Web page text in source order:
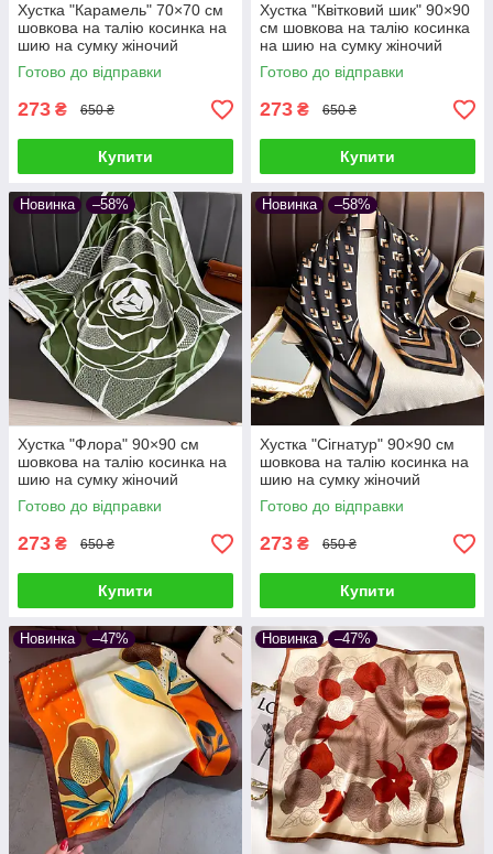
Хустка "Карамель" 70×70 см
шовкова на талію косинка на
шию на сумку жіночий
атласний шаль з принтом
шовк-армані
Готово до відправки
273 ₴ 650 ₴
Купити
Хустка "Квітковий шик" 90×90
см шовкова на талію косинка
на шию на сумку жіночий
атласний з квітковим принтом
шовк-армані
Готово до відправки
273 ₴ 650 ₴
Купити
Новинка –58%
Хустка "Флора" 90×90 см
шовкова на талію косинка на
шию на сумку жіночий
атласний з квітковим принтом
шовк-армані
Готово до відправки
273 ₴ 650 ₴
Купити
Новинка –58%
Хустка "Сігнатур" 90×90 см
шовкова на талію косинка на
шию на сумку жіночий
атласний з геометричним
принтом шовк-армані
Готово до відправки
273 ₴ 650 ₴
Купити
Новинка –47% Новинка –47%